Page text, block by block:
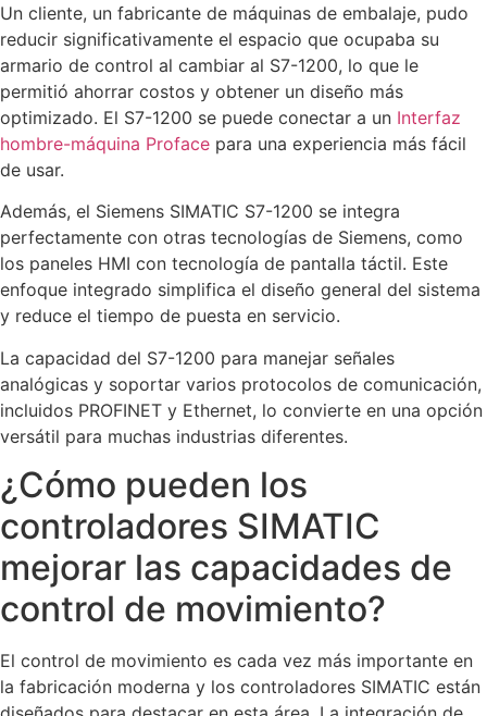
Un cliente, un fabricante de máquinas de embalaje, pudo
reducir significativamente el espacio que ocupaba su
armario de control al cambiar al S7-1200, lo que le
permitió ahorrar costos y obtener un diseño más
optimizado. El S7-1200 se puede conectar a un Interfaz
hombre-máquina Proface para una experiencia más fácil
de usar.
Además, el Siemens SIMATIC S7-1200 se integra
perfectamente con otras tecnologías de Siemens, como
los paneles HMI con tecnología de pantalla táctil. Este
enfoque integrado simplifica el diseño general del sistema
y reduce el tiempo de puesta en servicio.
La capacidad del S7-1200 para manejar señales
analógicas y soportar varios protocolos de comunicación,
incluidos PROFINET y Ethernet, lo convierte en una opción
versátil para muchas industrias diferentes.
¿Cómo pueden los
controladores SIMATIC
mejorar las capacidades de
control de movimiento?
El control de movimiento es cada vez más importante en
la fabricación moderna y los controladores SIMATIC están